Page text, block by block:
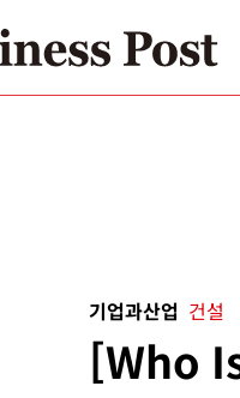
기업과산업 건설
[Who